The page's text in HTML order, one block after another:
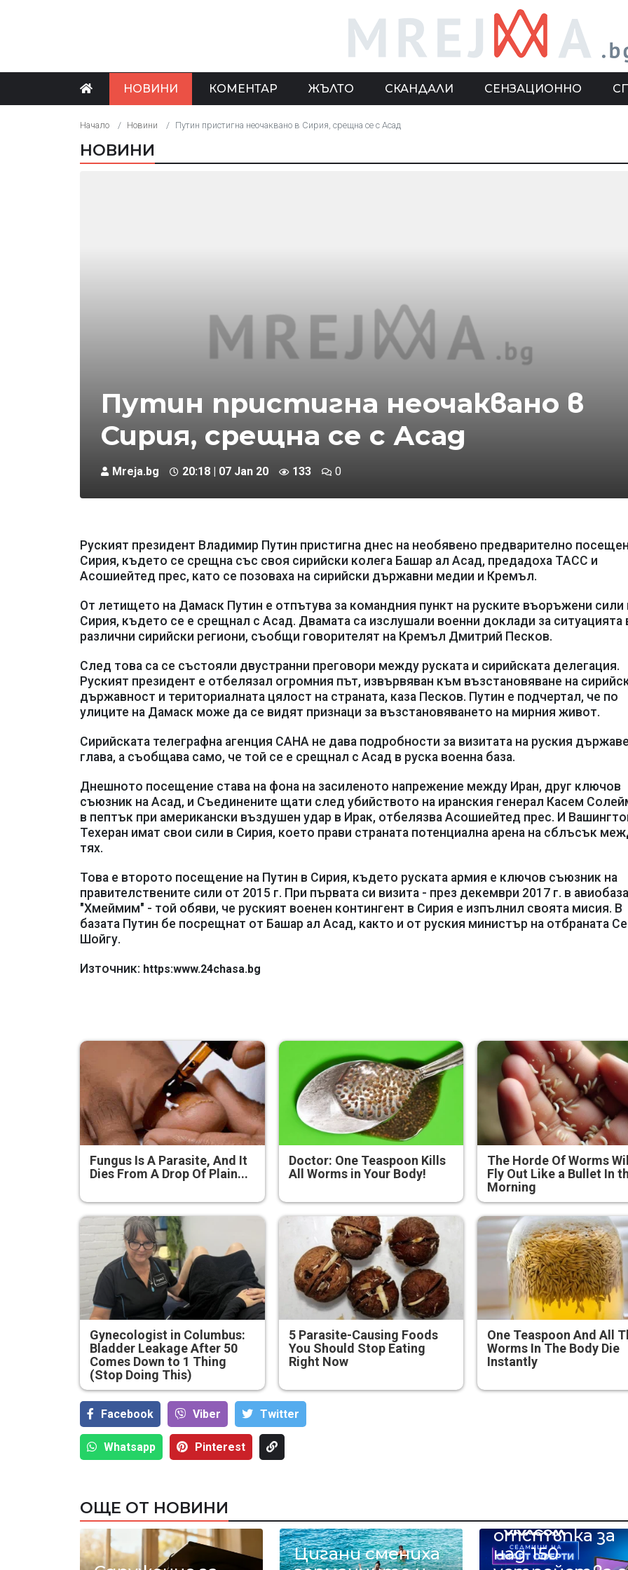
НОВИНИ КОМЕНТАР ЖЪЛТО СКАНДАЛИ СЕНЗАЦИОННО
Начало Новини Путин пристигна неочаквано в Сирия, срещна се с Асад
НОВИНИ
Путин пристигна неочаквано в
Сирия, срещна се с Асад
Mreja.bg 20:18 | 07 Jan 20 133 0
Руският президент Владимир Путин пристигна днес на необявено предварително
Сирия, където се срещна със своя сирийски колега Башар ал Асад, предадоха ТАСС и
Асошиейтед прес, като се позоваха на сирийски държавни медии и Кремъл.
От летището на Дамаск Путин е отпътува за командния пункт на руските въоръжени сили
Сирия, където се е срещнал с Асад. Двамата са изслушали военни доклади за ситуацията
различни сирийски региони, съобщи говорителят на Кремъл Дмитрий Песков.
След това са се състояли двустранни преговори между руската и сирийската делегация.
Руският президент е отбелязал огромния път, извървяван към възстановяване на
държавност и териториалната цялост на страната, каза Песков. Путин е подчертал, че по
улиците на Дамаск може да се видят признаци за възстановяването на мирния живот.
Сирийската телеграфна агенция САНА не дава подробности за визитата на руския
глава, а съобщава само, че той се е срещнал с Асад в руска военна база.
Днешното посещение става на фона на засиленото напрежение между Иран, друг ключов
съюзник на Асад, и Съединените щати след убийството на иранския генерал Касем
в пептък при американски въздушен удар в Ирак, отбелязва Асошиейтед прес. И
Техеран имат свои сили в Сирия, което прави страната потенциална арена на сблъсък
тях.
Това е второто посещение на Путин в Сирия, където руската армия е ключов съюзник на
правителствените сили от 2015 г. При първата си визита - през декември 2017 г. в
"Хмеймим" - той обяви, че руският военен контингент в Сирия е изпълнил своята мисия. В
базата Путин бе посрещнат от Башар ал Асад, както и от руския министър на отбраната
Шойгу.
Източник: https:www.24chasa.bg
Fungus Is A Parasite, And It
Dies From A Drop Of Plain...
Doctor: One Teaspoon Kills
All Worms in Your Body!
The Horde Of Worms
Fly Out Like a Bullet In
Morning
Gynecologist in Columbus:
Bladder Leakage After 50
Comes Down to 1 Thing
(Stop Doing This)
5 Parasite-Causing Foods
You Should Stop Eating
Right Now
One Teaspoon And All
Worms In The Body Die
Instantly
Facebook Viber Тwitter
Whatsapp Pinterest
ОЩЕ ОТ НОВИНИ
Цигани смениха
с до 90%
отстъпка за
над 150